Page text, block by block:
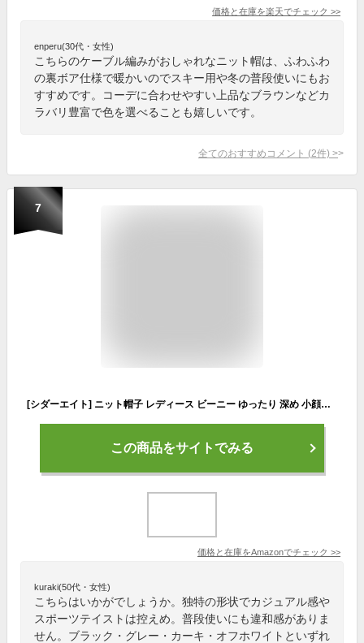
価格と在庫を楽天でチェック >>
enperu(30代・女性)
こちらのケーブル編みがおしゃれなニット帽は、ふわふわ
の裏ボア仕様で暖かいのでスキー用や冬の普段使いにもお
すすめです。コーデに合わせやすい上品なブラウンなどカ
ラバリ豊富で色を選べることも嬉しいです。
全てのおすすめコメント (2件) >
7
[シダーエイト] ニット帽子 レディース ビーニー ゆったり 深め 小顔効果 無地 カジュアル ニット帽 (グレー)
この商品をサイトでみる
価格と在庫をAmazonでチェック >>
kuraki(50代・女性)
こちらはいかがでしょうか。独特の形状でカジュアル感や
スポーツテイストは控えめ。普段使いにも違和感がありま
せん。ブラック・グレー・カーキ・オフホワイトといずれ